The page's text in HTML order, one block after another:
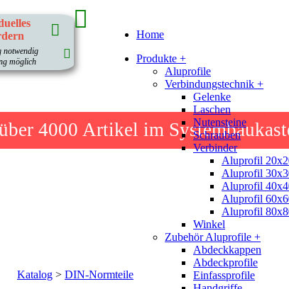
4000 Artikel im
Home
Produkte +
Aluprofile
Verbindungstechnik +
Gelenke
Laschen
Nutensteine
Schrauben
Verbinder
Aluprofil
Aluprofil
Aluprofil
Aluprofil
Aluprofil
Winkel
Zubehör Aluprofile +
Abdeckkappen
Abdeckprofile
Einfassprofile
Katalog > DIN-Normteile
notwendig
möglich